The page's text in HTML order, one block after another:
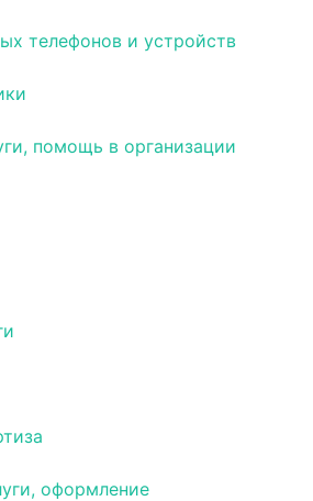
телефонов и устройств
помощь в организации
оформление